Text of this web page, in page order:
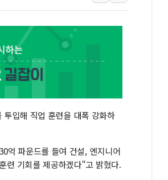
양주 섬유염색공장서 화재 1명 중상…대응 1단계
해군 1함대 창설 80주년…지역과 함께하는 '선봉'
[3보] 북, 원산서 동해로 단거리 탄도미사일 1발
우크라 드론 전술, 중남미 콜롬비아에 새 안보
동해해경, 독도 해상서 부유물 감긴 어선 구조
주한미군 "오산기지 누출, 백린 아닌 무해한 표면
구미 폐염산처리업체서 불 2시간30여분만에 진
입해 직업 훈련을 대폭 강화하
억 파운드를 들여 건설, 엔지니어
련 기회를 제공하겠다"고 밝혔다.